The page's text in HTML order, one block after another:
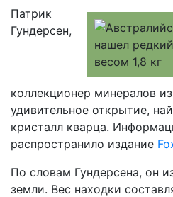
Патрик
Гундерсен,
коллекционер минералов
удивительное открытие,
кристалл кварца.
распространило издание
По словам Гундерсена, он
земли. Вес находки